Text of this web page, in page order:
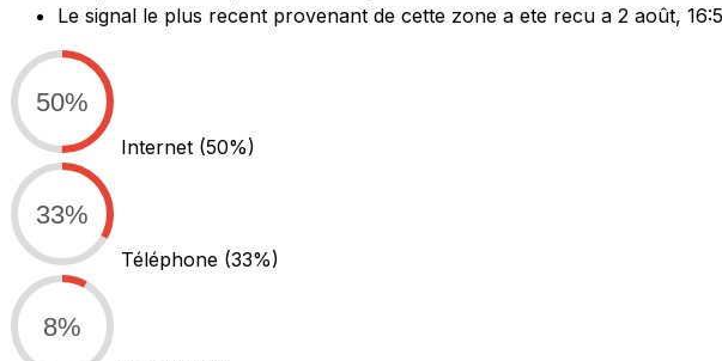
Le signal le plus recent provenant de cette zone a ete recu a 2 août,
50%
Internet (50%)
33%
Téléphone (33%)
8%